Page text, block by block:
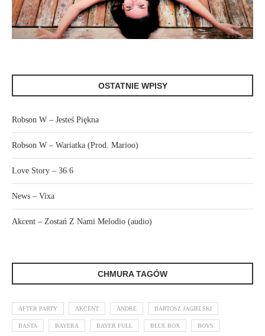
OSTATNIE WPISY
Robson W – Jesteś Piękna
Robson W – Wariatka (Prod. Marioo)
Love Story – 36.6
News – Vixa
Akcent – Zostań Z Nami Melodio (audio)
CHMURA TAGÓW
AFTER PARTY AKCENT ANDRE BARTOSZ JAGIELSKI
BASTA BAYERA BAYER FULL BLUE BOX BOYS